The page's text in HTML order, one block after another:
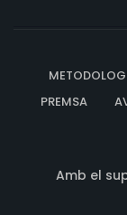
PREMSA
Amb el